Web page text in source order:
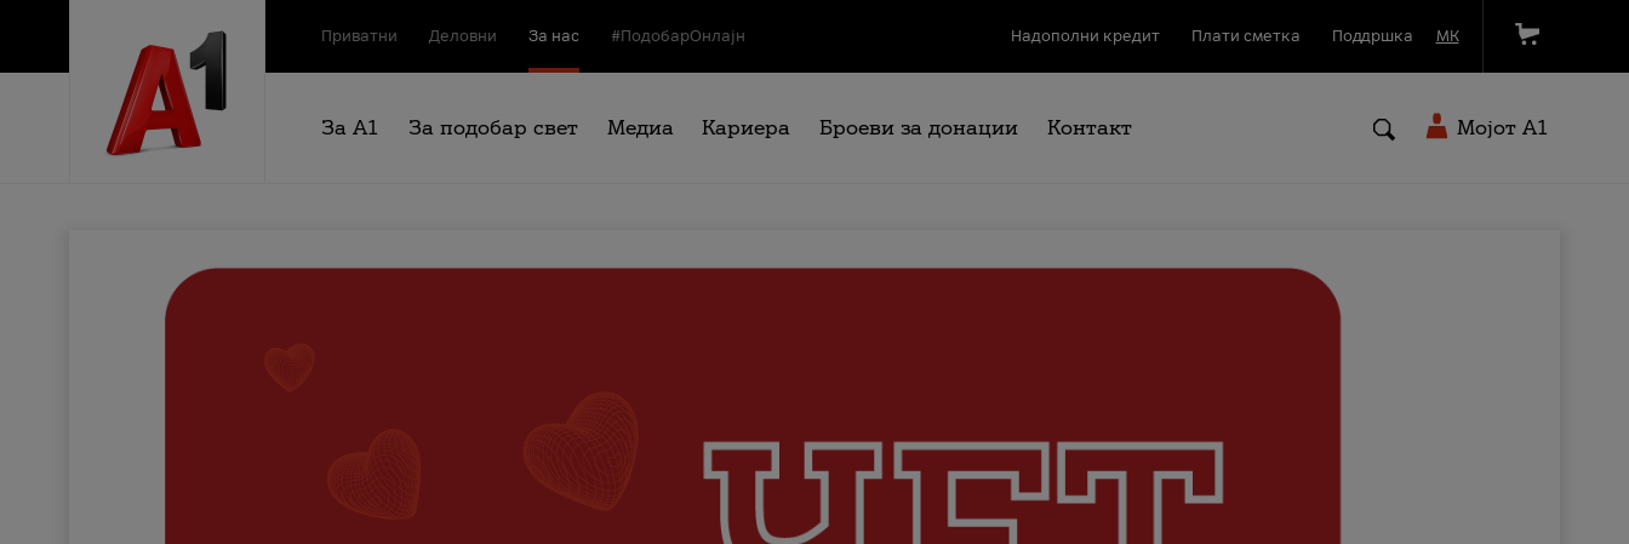
Приватни Деловни За нас #ПодобарОнлајн Надополни кредит Плати сметка Поддршка МК
За А1 За подобар свет Медиа Кариера Броеви за донации Контакт Мојот A1